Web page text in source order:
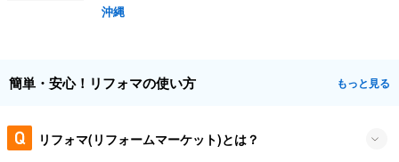
沖縄
簡単・安心！リフォマの使い方 もっと見る
リフォマ(リフォームマーケット)とは？